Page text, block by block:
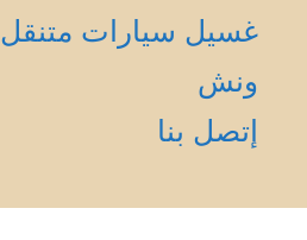
غسيل سيارات متنقل
ونش
إتصل بنا